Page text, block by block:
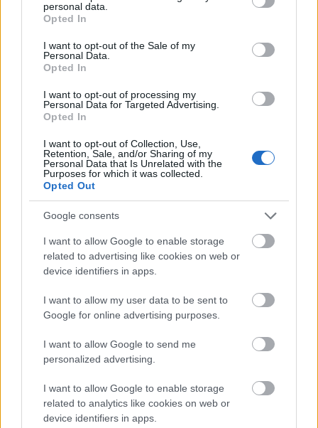
grant or deny consent to Google and its third-party tags to
use your data for below specified purposes in below Google
consent section.
personal data.
Opted In
I want to opt-out of the Sale of my
Personal Data.
Opted In
I want to opt-out of processing my
Personal Data for Targeted Advertising.
Opted In
I want to opt-out of Collection, Use,
Retention, Sale, and/or Sharing of my
Personal Data that Is Unrelated with the
Purposes for which it was collected.
Opted Out
Google consents
I want to allow Google to enable storage
related to advertising like cookies on web or
device identifiers in apps.
I want to allow my user data to be sent to
Google for online advertising purposes.
I want to allow Google to send me
personalized advertising.
I want to allow Google to enable storage
related to analytics like cookies on web or
device identifiers in apps.
Valores de mercado: cuatro jugadores
Los valores de mercado están
puede ser muy pronunciada al no
dejamos cuatro jugadores que
están un poco "sobrevalorados" y
en los que invertir puede suponer
Centrocampistas: tres goleadores y el reloj alemán
El centro del campo ideal de la jornada está comandado por
Darwin Machís. El extremo del Granada cuajó una gran
actuación ante el Alavés, anotando un gol y repartiendo una
una actuación formidable frente al Valladolid. El luso anotó
un gol, realizó tres disparos a puerta, generó tres remates
para sus compañeros, completó 5 regates, 2 entradas y tuvo